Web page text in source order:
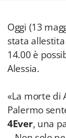
Oggi (13
stata
14.00 è
Alessia.
«La morte di
Palermo
4Ever, una